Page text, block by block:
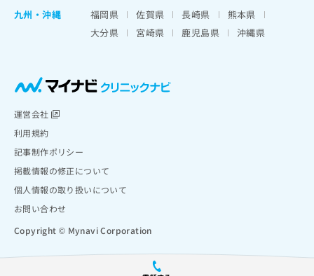
九州・沖縄
福岡県 佐賀県 長崎県
熊本県
大分県
宮崎県 鹿児島県 沖縄県
運営会社
利用規約
記事制作ポリシー
掲載情報の修正について
個人情報の取り扱いについて
お問い合わせ
Copyright © Mynavi Corporation